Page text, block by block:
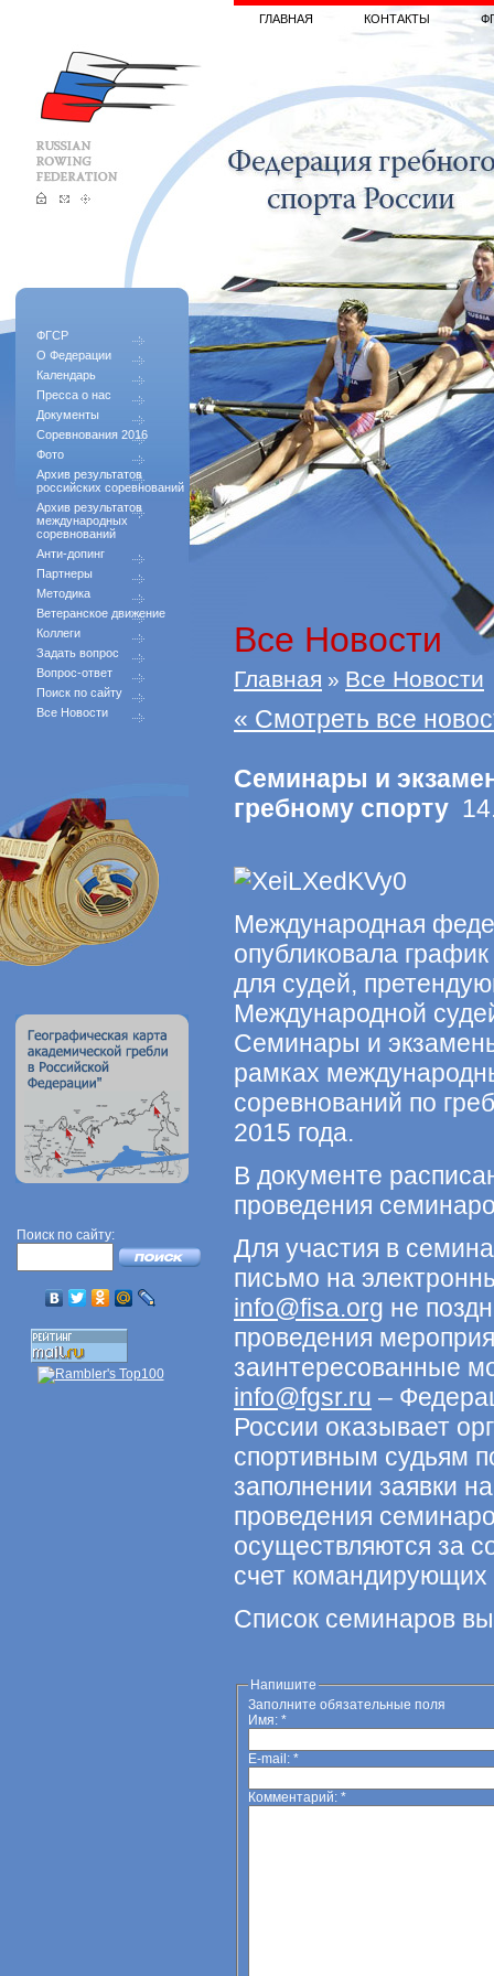
ФГСР
О Федерации
Календарь
Пресса о нас
Документы
Соревнования 2016
Фото
Архив результатов
российских соревнований
Архив результатов
международных
соревнований
Анти-допинг
Партнеры
Методика
Ветеранское движение
Коллеги
Задать вопрос
Вопрос-ответ
Поиск по сайту
Все Новости
Поиск по сайту:
ГЛАВНАЯ КОНТАКТЫ
Все Новости
Главная » Все Новости
« Смотреть все
Семинары и
гребному спорту
Международная
опубликовала
для судей,
Международной
Семинары и
рамках
соревнований по
2015 года.
В документе
проведения
Для участия в
письмо на
info@fisa.org не
проведения
заинтересованные
info@fgsr.ru –
России оказывает
спортивным судьям
заполнении заявки
проведения
осуществляются за
счет командирующих
Список семинаров
Напишите
Заполните обязательные поля
Имя: *
E-mail: *
Комментарий: *